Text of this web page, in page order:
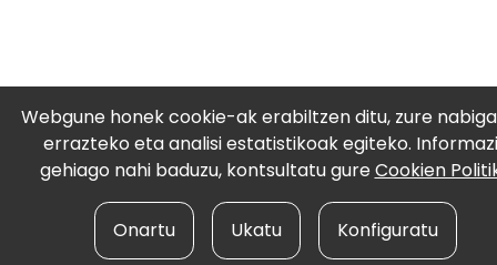
Webgune honek cookie-ak erabiltzen ditu, zure
errazteko eta analisi estatistikoak egiteko.
gehiago nahi baduzu, kontsultatu gureCookien
Onartu Ukatu Konfiguratu